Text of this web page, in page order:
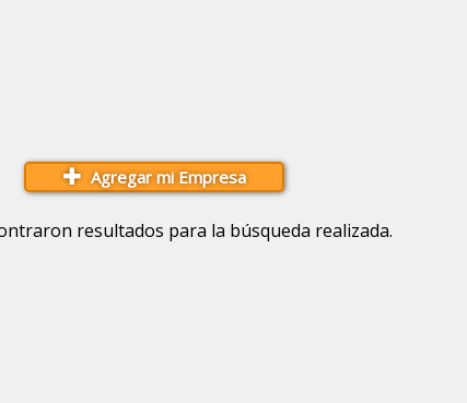
Agregar mi Empresa
resultados para la búsqueda realizada.